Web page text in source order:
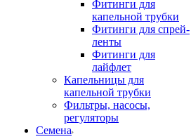
Фитинги для
капельной трубки
Фитинги для спрей-
ленты
Фитинги для
лайфлет
Капельницы для
капельной трубки
Фильтры, насосы,
регуляторы
Семена